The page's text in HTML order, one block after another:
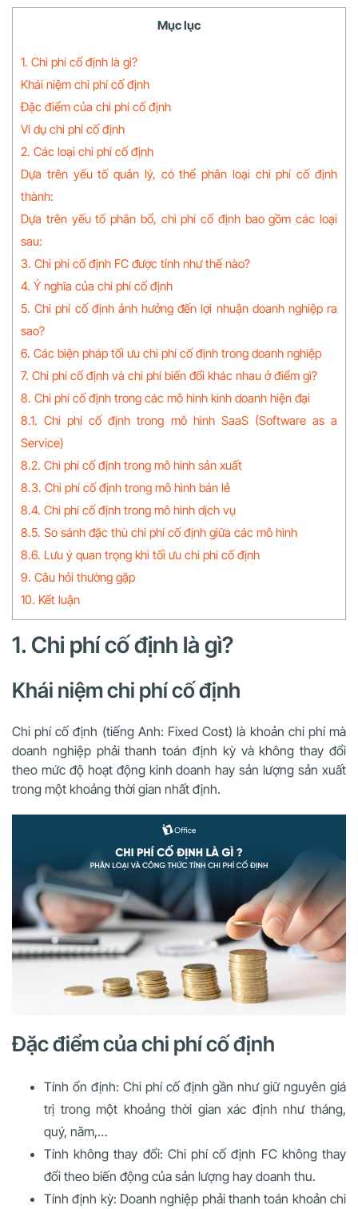
Mục lục
1. Chi phí cố định là gì?
Khái niệm chi phí cố định
Đặc điểm của chi phí cố định
Ví dụ chi phí cố định
2. Các loại chi phí cố định
Dựa trên yếu tố quản lý, có thể phân loại chi phí cố định
thành:
Dựa trên yếu tố phân bổ, chi phí cố định bao gồm các loại
sau:
3. Chi phí cố định FC được tính như thế nào?
4. Ý nghĩa của chi phí cố định
5. Chi phí cố định ảnh hưởng đến lợi nhuận doanh nghiệp ra
sao?
6. Các biện pháp tối ưu chi phí cố định trong doanh nghiệp
7. Chi phí cố định và chi phí biến đổi khác nhau ở điểm gì?
8. Chi phí cố định trong các mô hình kinh doanh hiện đại
8.1. Chi phí cố định trong mô hình SaaS (Software as a
Service)
8.2. Chi phí cố định trong mô hình sản xuất
8.3. Chi phí cố định trong mô hình bán lẻ
8.4. Chi phí cố định trong mô hình dịch vụ
8.5. So sánh đặc thù chi phí cố định giữa các mô hình
8.6. Lưu ý quan trọng khi tối ưu chi phí cố định
9. Câu hỏi thường gặp
10. Kết luận
1. Chi phí cố định là gì?
Khái niệm chi phí cố định
Chi phí cố định (tiếng Anh: Fixed Cost) là khoản chi phí mà
doanh nghiệp phải thanh toán định kỳ và không thay đổi
theo mức độ hoạt động kinh doanh hay sản lượng sản xuất
trong một khoảng thời gian nhất định.
Đặc điểm của chi phí cố định
Tính ổn định: Chi phí cố định gần như giữ nguyên giá
trị trong một khoảng thời gian xác định như tháng,
quý, năm,…
Tính không thay đổi: Chi phí cố định FC không thay
đổi theo biến động của sản lượng hay doanh thu.
Tính định kỳ: Doanh nghiệp phải thanh toán khoản chi